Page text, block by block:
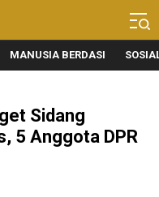
MANUSIA BERDASI
Sidang
5 Anggota DPR